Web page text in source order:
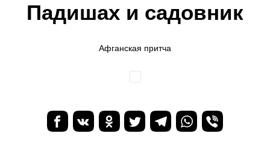
Падишах и садовник
Афганская притча